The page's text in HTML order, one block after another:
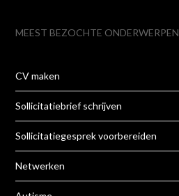
MEEST BEZOCHTE ONDERWERPEN
CV maken
Sollicitatiebrief schrijven
Sollicitatiegesprek voorbereiden
Netwerken